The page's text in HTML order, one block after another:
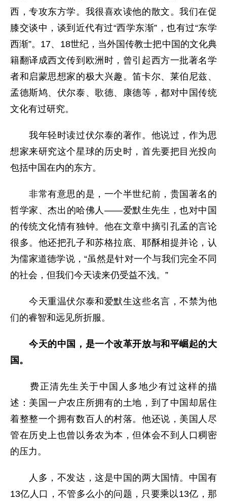
西，专攻东方学。我很喜欢读他的散文。我们在促
膝交谈中，谈到近代有过“西学东渐”，也有过“东学
西渐”。17、18世纪，当外国传教士把中国的文化典
籍翻译成西文传到欧洲时，曾引起西方一批著名学
者和启蒙思想家的极大兴趣。笛卡尔、莱伯尼兹、
孟德斯鸠、伏尔泰、歌德、康德等，都对中国传统
文化有过研究。
我年轻时读过伏尔泰的著作。他说过，作为思
想家来研究这个星球的历史时，首先要把目光投向
包括中国在内的东方。
非常有意思的是，一个半世纪前，贵国著名的
哲学家、杰出的哈佛人——爱默生先生，也对中国
的传统文化情有独钟。他在文章中摘引孔孟的言论
很多。他还把孔子和苏格拉底、耶酥相提并论，认
为儒家道德学说，“虽然是针对一个与我们完全不同
的社会，但我们今天读来仍受益不浅。”
今天重温伏尔泰和爱默生这些名言，不禁为他
们的睿智和远见所折服。
今天的中国，是一个改革开放与和平崛起的大
国。
费正清先生关于中国人多地少有过这样的描
述：美国一户农庄所拥有的土地，到了中国却居住
着整整一个拥有数百人的村落。他还说，美国人尽
管在历史上也曾以务农为本，但体会不到人口稠密
的压力。
人多，不发达，这是中国的两大国情。中国有
13亿人口，不管多么小的问题，只要乘以13亿，那